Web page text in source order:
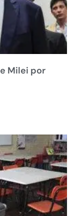
Milei por